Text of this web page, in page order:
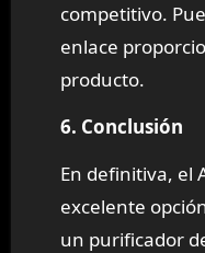
competitivo.
enlace
producto.
6. Conclusión
En definitiva, el
excelente
un purificador